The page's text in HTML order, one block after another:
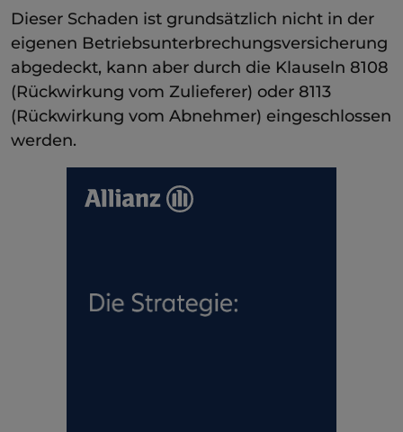
Dieser Schaden ist grundsätzlich nicht in der
eigenen Betriebsunterbrechungsversicherung
abgedeckt, kann aber durch die Klauseln 8108
(Rückwirkung vom Zulieferer) oder 8113
(Rückwirkung vom Abnehmer) eingeschlossen
werden.